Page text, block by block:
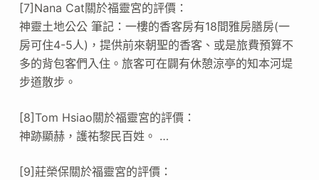
[7]Nana Cat關於福靈宮的評價：
神靈土地公公 筆記：一樓的香客房有18間雅房膳房(一
房可住4-5人)，提供前來朝聖的香客、或是旅費預算不
多的背包客們入住。旅客可在闢有休憩涼亭的知本河堤
步道散步。
[8]Tom Hsiao關於福靈宮的評價：
神跡顯赫，護𧙗黎民百姓。 …
[9]莊榮保關於福靈宮的評價：